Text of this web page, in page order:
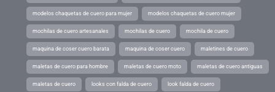
modelos chaquetas de cuero para mujer modelos chaquetas de cuero mujer
mochilas de cuero artesanales mochilas de cuero mochila de cuero
maquina de coser cuero barata maquina de coser cuero maletines de cuero
maletas de cuero para hombre maletas de cuero moto maletas de cuero antiguas
maletas de cuero looks con falda de cuero look falda de cuero